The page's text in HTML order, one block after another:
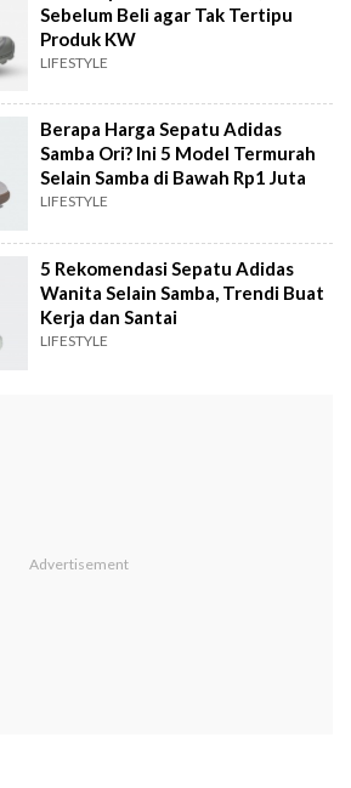
Sebelum Beli agar Tak Tertipu
Produk KW
LIFESTYLE
Berapa Harga Sepatu Adidas
Samba Ori? Ini 5 Model Termurah
Selain Samba di Bawah Rp1 Juta
LIFESTYLE
5 Rekomendasi Sepatu Adidas
Wanita Selain Samba, Trendi Buat
Kerja dan Santai
LIFESTYLE